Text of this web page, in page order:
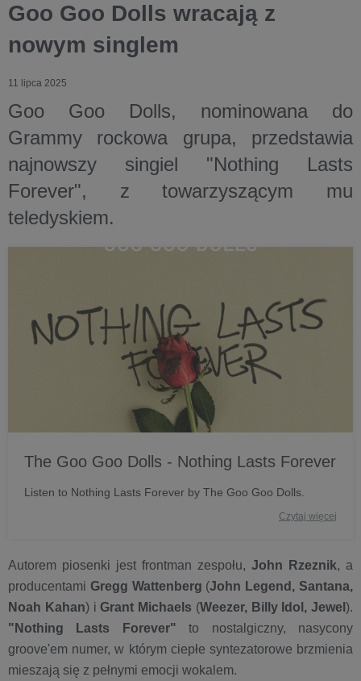
Goo Goo Dolls wracają z
nowym singlem
11 lipca 2025
Goo Goo Dolls, nominowana do
Grammy rockowa grupa, przedstawia
najnowszy singiel "Nothing Lasts
Forever", z towarzyszącym mu
teledyskiem.
The Goo Goo Dolls - Nothing Lasts Forever
Listen to Nothing Lasts Forever by The Goo Goo Dolls.
Czytaj więcej
Autorem piosenki jest frontman zespołu, John Rzeznik, a
producentami Gregg Wattenberg (John Legend, Santana,
Noah Kahan) i Grant Michaels (Weezer, Billy Idol, Jewel ).
"Nothing Lasts Forever" to nostalgiczny, nasycony
groove'em numer, w którym ciepłe syntezatorowe brzmienia
mieszają się z pełnymi emocji wokalem.